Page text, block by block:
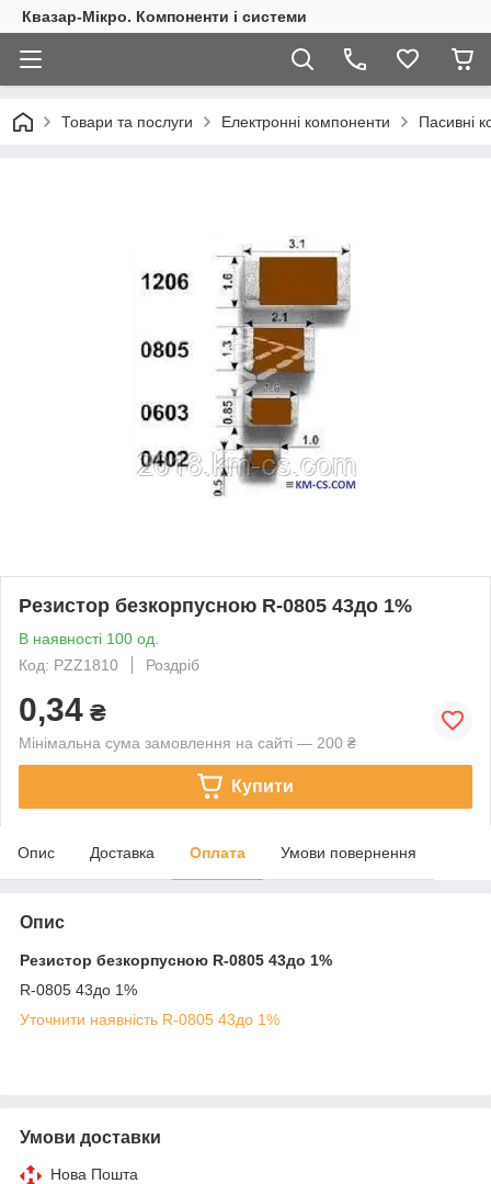
Квазар-Мікро. Компоненти і системи
Товари та послуги Електронні компоненти Пасивні
Резистор безкорпусною R-0805 43до 1%
В наявності 100 од.
Код: PZZ1810
Роздріб
0,34 ₴
Мінімальна сума замовлення на сайті — 200 ₴
Купити
Опис Доставка Оплата Умови повернення
Опис
Резистор безкорпусною R-0805 43до 1%
R-0805 43до 1%
Уточнити наявність R-0805 43до 1%
Умови доставки
Нова Пошта